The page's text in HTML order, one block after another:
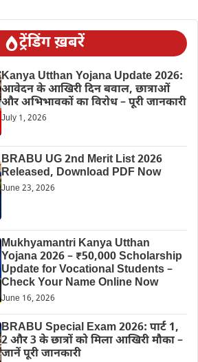
ट्रेंडिंग ख़बरें
Kanya Utthan Yojana Update 2026:
आवेदन के आखिरी दिन बवाल, छात्राओं
और अभिभावकों का विरोध – पूरी जानकारी
July 1, 2026
BRABU UG 2nd Merit List 2026
Released, Download PDF Now
June 23, 2026
Mukhyamantri Kanya Utthan
Yojana 2026 – ₹50,000 Scholarship
Update for Vocational Students –
Check Your Name Online Now
June 16, 2026
BRABU Special Exam 2026: पार्ट 1,
2 और 3 के छात्रों को मिला आखिरी मौका –
जानें पूरी जानकारी